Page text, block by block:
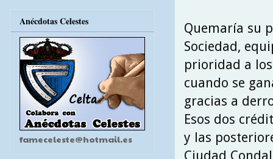
Quemaría su
Sociedad,
prioridad a
cuando se
gracias a
Esos dos
y las
Ciudad
Anécdotas Celestes
fameceleste@hotmail.es